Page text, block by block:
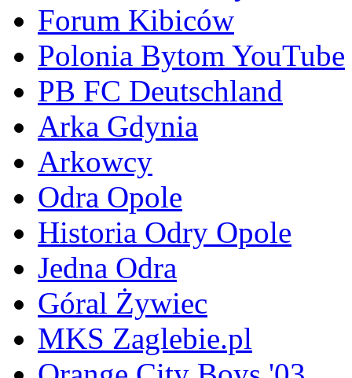
Forum Kibiców
Polonia Bytom YouTube
PB FC Deutschland
Arka Gdynia
Arkowcy
Odra Opole
Historia Odry Opole
Jedna Odra
Góral Żywiec
MKS Zaglebie.pl